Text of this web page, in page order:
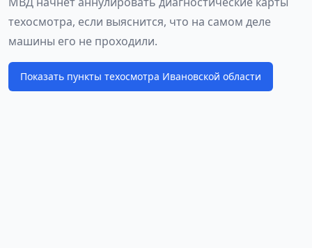
техосмотра, если выяснится, что на самом деле
машины его не проходили.
Показать пункты техосмотра Ивановской области